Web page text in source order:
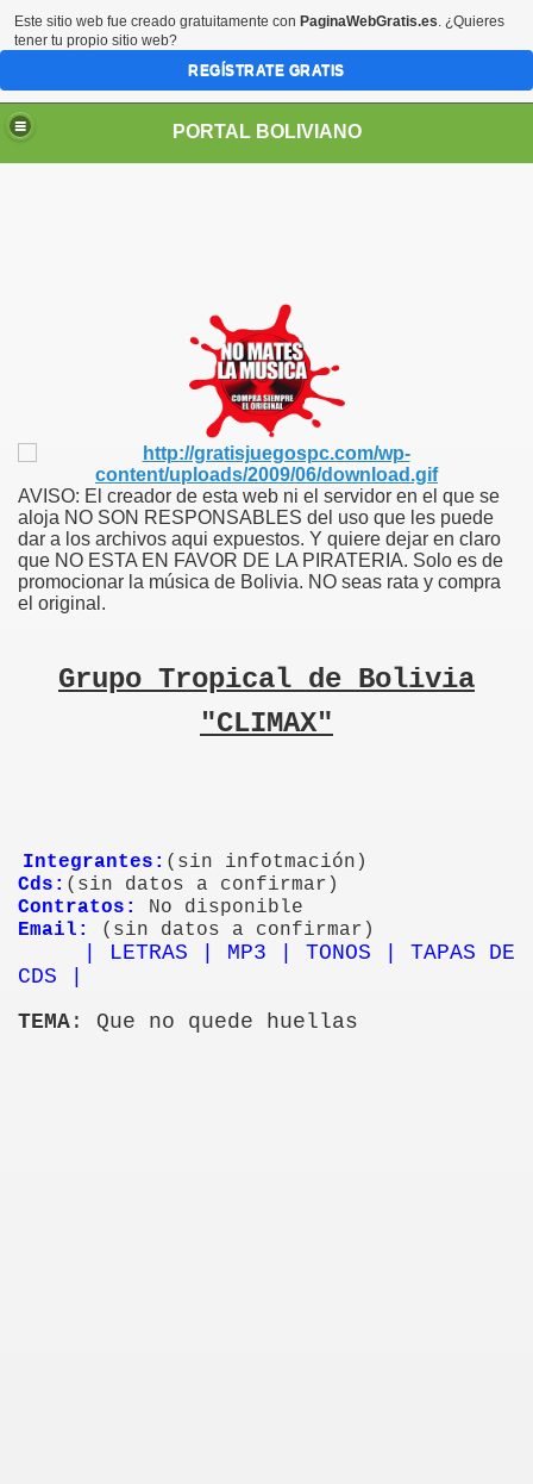
PORTAL BOLIVIANO
AVISO: El creador de esta web ni el servidor en el que se
aloja NO SON RESPONSABLES del uso que les puede
dar a los archivos aqui expuestos. Y quiere dejar en claro
que NO ESTA EN FAVOR DE LA PIRATERIA. Solo es de
promocionar la música de Bolivia. NO seas rata y compra
el original.
Grupo Tropical de Bolivia
"CLIMAX"
Integrantes: (sin infotmación)
Cds: (sin datos a confirmar)
Contratos:
No disponible
Email:
(sin datos a confirmar)
| LETRAS | MP3 | TONOS | TAPAS DE
CDS |
TEMA : Que no quede huellas
Este sitio web fue creado gratuitamente con PaginaWebGratis.es. ¿Quieres
tener tu propio sitio web?
REGÍSTRATE GRATIS